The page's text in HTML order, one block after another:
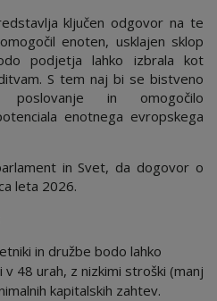
ključen odgovor na te
enoten, usklajen sklop
podjetja lahko izbrala kot
S tem naj bi se bistveno
poslovanje in omogočilo
enotnega evropskega
in Svet, da dogovor o
leta 2026.
in družbe bodo lahko
48 urah, z nizkimi stroški (manj
kapitalskih zahtev.